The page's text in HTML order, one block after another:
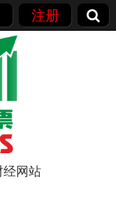
注册
经网站